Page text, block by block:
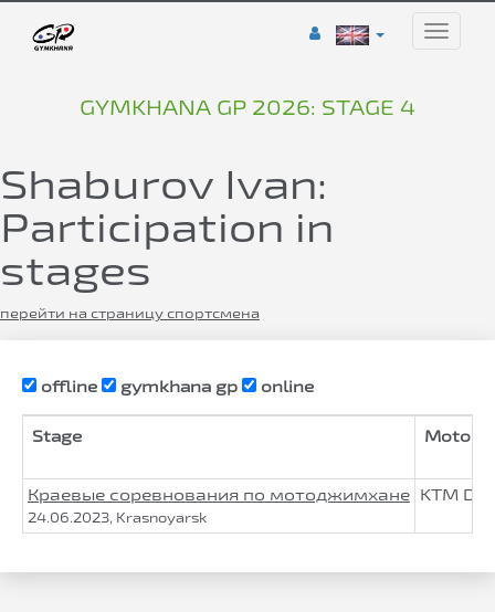
Toggle
GYMKHANA GP 2026: STAGE 4
Shaburov Ivan:
Participation in
stages
перейти на страницу спортсмена
offline gymkhana gp online
Stage
Краевые соревнования по мотоджимхане
24.06.2023, Krasnoyarsk
KTM